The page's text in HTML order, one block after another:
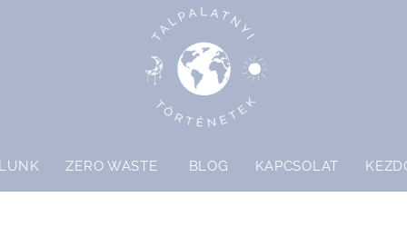
ZERO WASTE BLOG KAPCSOLAT